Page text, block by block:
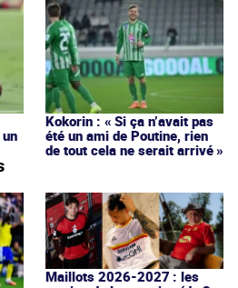
Kokorin : « Si ça n’avait pas
été un ami de Poutine, rien
de tout cela ne serait arrivé »
Maillots 2026-2027 : les